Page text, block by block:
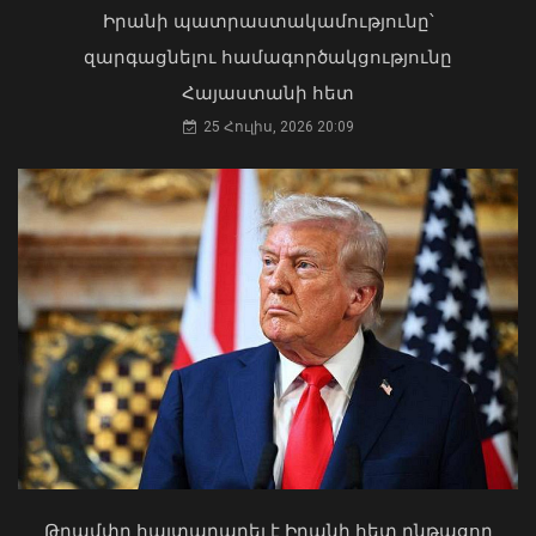
06 Օգոստոս, 2026 21:47
ԱԳ փոխնախարարը Նայրոբիում
ներկայացրել է COP17-ի
կազմակերպման Հայաստանի
Դուք 5 տարի ինձնից փախած եք ման
եկել. Կոնջորյանը՝ «Հայաստան»
դաշինքի պատգամավորներին
04 Օգոստոս, 2026 15:53
Իրանի պատրաստակամությունը՝
զարգացնելու համագործակցությունը
Հայաստանի հետ
25 Հուլիս, 2026 20:09
Թրամփը հայտարարել է Իրանի հետ ընթացող